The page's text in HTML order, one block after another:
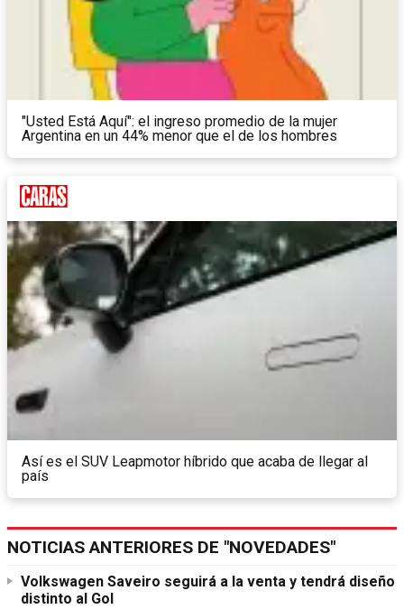
"Usted Está Aquí": el ingreso promedio de la mujer
Argentina en un 44% menor que el de los hombres
Así es el SUV Leapmotor híbrido que acaba de llegar al
país
NOTICIAS ANTERIORES DE "NOVEDADES"
Volkswagen Saveiro seguirá a la venta y tendrá diseño
distinto al Gol